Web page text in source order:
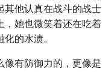
其他认真在战斗的战士
，她也微笑着还在吃着
的水渍。
像有防御力的，更像是